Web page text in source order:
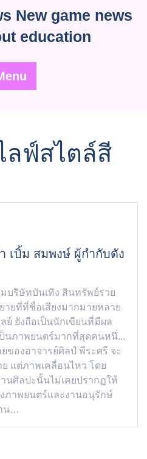
New game news
education
ลฟ์สไตล์สี
เบิ้ม สมพงษ์ ผู้กำกับดัง
บริษัทบันเทิง สินทรัพย์รวย
ายที่ที่ชื่อเสียงมากมายหลาย
ยังถือเป็นนักเขียนที่มีผล
ป็นภาพยนตร์มากที่สุดคนหนึ่...
ของอาจารย์ศิลป์ พีระศรี จะ
แต่ภาพเคลื่อนไหว โดย
นศิลปะนั้นไม่เคยปรากฏให้
ภาพยนตร์และงานอนุรักษ์
น…